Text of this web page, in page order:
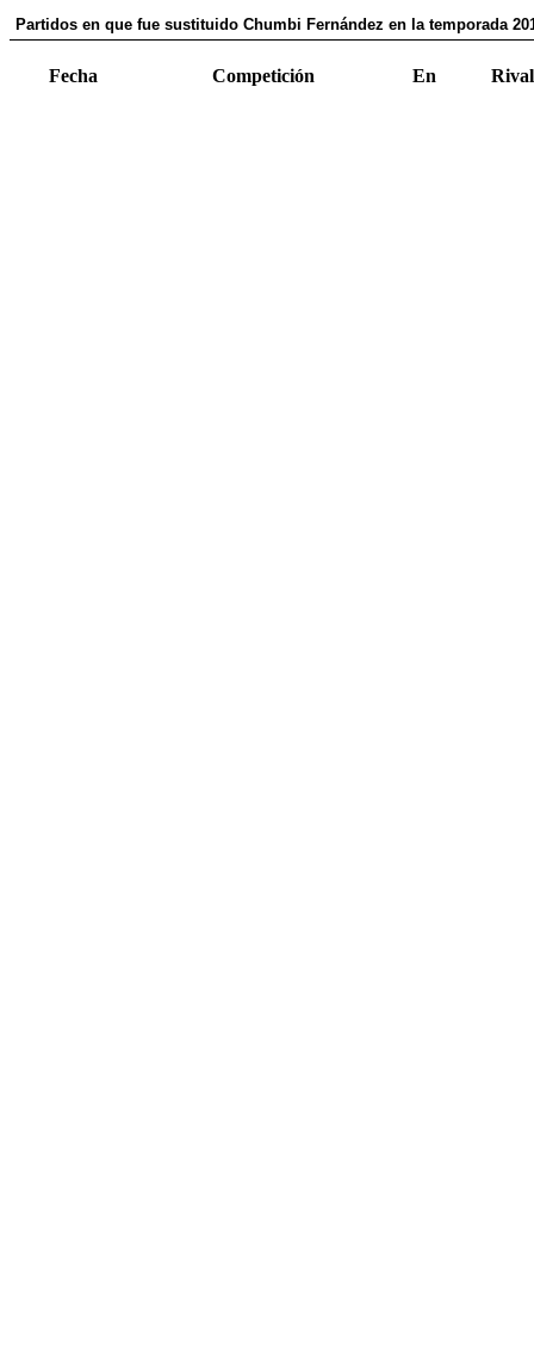
Partidos en que fue sustituido Chumbi Fernández en la temporada
Fecha Competición En Rival